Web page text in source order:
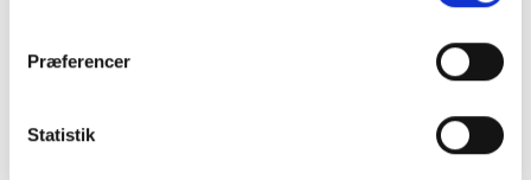
Præferencer
Statistik